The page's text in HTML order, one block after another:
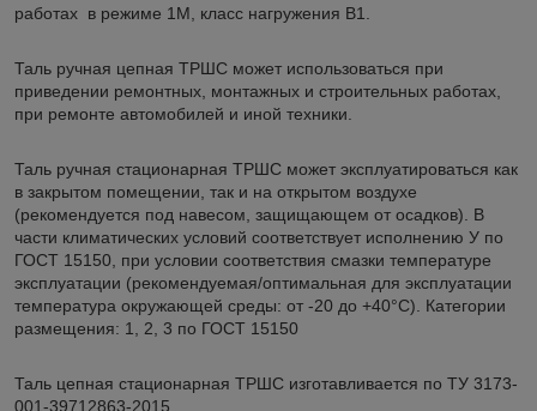
работах в режиме 1М, класс нагружения В1.
Таль ручная цепная ТРШС может использоваться при
приведении ремонтных, монтажных и строительных работах,
при ремонте автомобилей и иной техники.
Таль ручная стационарная ТРШС может эксплуатироваться как
в закрытом помещении, так и на открытом воздухе
(рекомендуется под навесом, защищающем от осадков). В
части климатических условий соответствует исполнению У по
ГОСТ 15150, при условии соответствия смазки температуре
эксплуатации (рекомендуемая/оптимальная для эксплуатации
температура окружающей среды: от -20 до +40°С). Категории
размещения: 1, 2, 3 по ГОСТ 15150
Таль цепная стационарная ТРШС изготавливается по ТУ 3173-
001-39712863-2015.